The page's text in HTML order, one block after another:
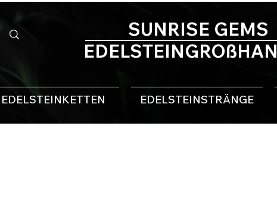
EDELSTEINKETTEN EDELSTEINSTRÄNGE
SUNRISE GEMS